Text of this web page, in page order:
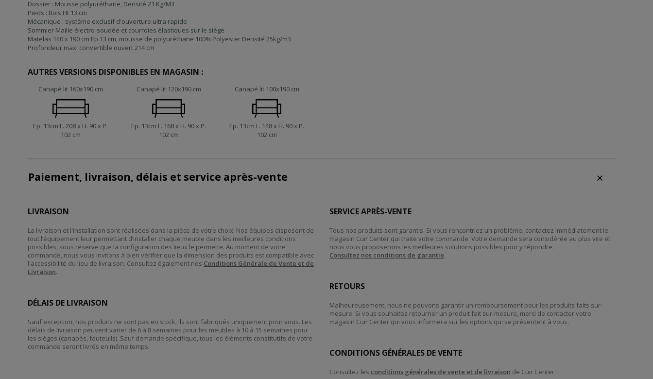
Dossier : Mousse polyuréthane, Densité 21 Kg/M3
Pieds : Bois Ht 13 cm
Mécanique : système exclusif d'ouverture ultra rapide
Sommier Maille électro-soudée et courroies élastiques sur le siège
Matelas 140 x 190 cm Ep.13 cm, mousse de polyuréthane 100% Polyester Densité 25kg/m3
Profondeur maxi convertible ouvert 214 cm
AUTRES VERSIONS DISPONIBLES EN MAGASIN :
Canapé lit 160x190 cm
Ep. 13cm L. 208 x H. 90 x P.
102 cm
Canapé lit 120x190 cm
Ep. 13cm L. 168 x H. 90 x P.
102 cm
Canapé lit 100x190 cm
Ep. 13cm L. 148 x H. 90 x P.
102 cm
Paiement, livraison, délais et service après-vente
LIVRAISON
La livraison et l'installation sont réalisées dans la pièce de votre choix. Nos équipes disposent de
tout l’équipement leur permettant d’installer chaque meuble dans les meilleures conditions
possibles, sous réserve que la configuration des lieux le permette. Au moment de votre
commande, nous vous invitons à bien vérifier que la dimension des produits est compatible avec
l'accessibilité du lieu de livraison. Consultez également nos Conditions Générale de Vente et de
Livraison.
DÉLAIS DE LIVRAISON
Sauf exception, nos produits ne sont pas en stock. Ils sont fabriqués uniquement pour vous. Les
délais de livraison peuvent varier de 6 à 8 semaines pour les meubles à 10 à 15 semaines pour
les sièges (canapés, fauteuils). Sauf demande spécifique, tous les éléments constitutifs de votre
commande seront livrés en même temps.
SERVICE APRÈS-VENTE
Tous nos produits sont garantis. Si vous rencontriez un problème, contactez immédiatement le
magasin Cuir Center qui traite votre commande. Votre demande sera considérée au plus vite et
nous vous proposerons les meilleures solutions possibles pour y répondre.
Consultez nos conditions de garantie.
RETOURS
Malheureusement, nous ne pouvons garantir un remboursement pour les produits faits sur-
mesure. Si vous souhaitez retourner un produit fait sur-mesure, merci de contacter votre
magasin Cuir Center qui vous informera sur les options qui se présentent à vous.
CONDITIONS GÉNÉRALES DE VENTE
Consultez les conditions générales de vente et de livraison de Cuir Center.